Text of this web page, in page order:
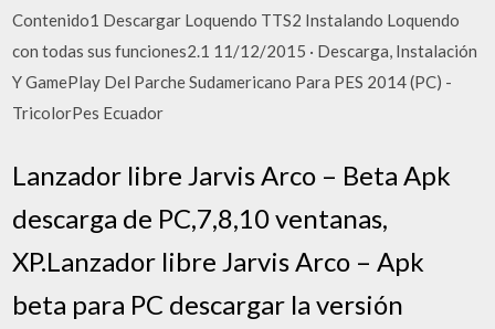
Contenido1 Descargar Loquendo TTS2 Instalando Loquendo
con todas sus funciones2.1 11/12/2015 · Descarga, Instalación
Y GamePlay Del Parche Sudamericano Para PES 2014 (PC) -
TricolorPes Ecuador
Lanzador libre Jarvis Arco – Beta Apk
descarga de PC,7,8,10 ventanas,
XP.Lanzador libre Jarvis Arco – Apk
beta para PC descargar la versión